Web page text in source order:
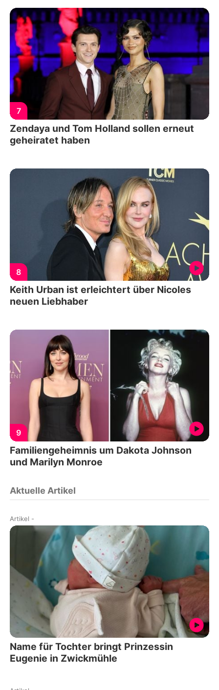
7
Zendaya und Tom Holland sollen erneut
geheiratet haben
8
Keith Urban ist erleichtert über Nicoles
neuen Liebhaber
9
Familiengeheimnis um Dakota Johnson
und Marilyn Monroe
Aktuelle Artikel
Artikel -
Name für Tochter bringt Prinzessin
Eugenie in Zwickmühle